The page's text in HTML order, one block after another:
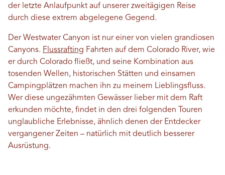
der letzte Anlaufpunkt auf unserer zweitägigen Reise
durch diese extrem abgelegene Gegend.
Der Westwater Canyon ist nur einer von vielen grandiosen
Canyons. Flussrafting Fahrten auf dem Colorado River, wie
er durch Colorado fließt, und seine Kombination aus
tosenden Wellen, historischen Stätten und einsamen
Campingplätzen machen ihn zu meinem Lieblingsfluss.
Wer diese ungezähmten Gewässer lieber mit dem Raft
erkunden möchte, findet in den drei folgenden Touren
unglaubliche Erlebnisse, ähnlich denen der Entdecker
vergangener Zeiten – natürlich mit deutlich besserer
Ausrüstung.